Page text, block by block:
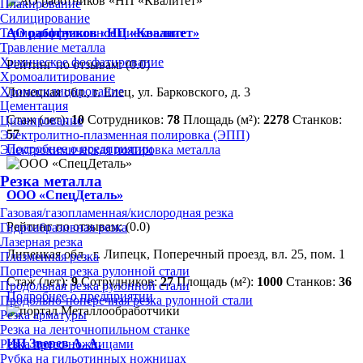
Плакирование
Силицирование
Термодиффузионное цинкование
Травление металла
Химическое фосфатирование
Хромоалитирование
Хромосилицирование
Цементация
Цианирование
Электролитно-плазменная полировка (ЭПП)
Электрохимическая полировка металла
Резка металла
Газовая/газопламенная/кислородная резка
Гидроабразивная резка
Лазерная резка
Плазменная резка
Поперечная резка рулонной стали
Продольная резка рулонной стали
Продольно-поперечная резка рулонной стали
Резка арматуры
Резка на ленточнопильном станке
Резка пресс-ножницами
Рубка на гильотинных ножницах
АО работников «НП «Квалитет»
Рейтинг по отзывам:(0.0)
Липецкая обл., г. Елец, ул. Барковского, д. 3
Стаж (лет):10 Сотрудников: 78 Площадь (м²): 2278 Станков:
57
Подробнее о предприятии
ООО «СпецДеталь»
Рейтинг по отзывам:(0.0)
Липецкая обл., г. Липецк, Поперечный проезд, вл. 25, пом. 1
Стаж (лет):9 Сотрудников:27 Площадь (м²): 1000 Станков: 36
Подробнее о предприятии
ИП Зверев А. А.